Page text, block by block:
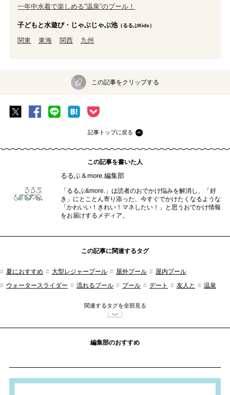
一年中水着で楽しめる“温泉”のプール！
子どもと水遊び・じゃぶじゃぶ池（るるぶKids）
関東 東海 関西 九州
この記事をクリップする
記事トップに戻る
この記事を書いた人
るるぶ＆more.編集部
「るるぶ&more.」は読者のおでかけ悩みを解消し、「好
き」にとことん寄り添った、今すぐでかけたくなるような
「かわいい！きれい！マネしたい！」と思うおでかけ情報
をお届けするメディア。
この記事に関連するタグ
夏におすすめ 大型レジャープール 屋外プール
屋内プール
ウォータースライダー
流れるプール プール デート 友人と
温泉
関連するタグを全部見る
編集部のおすすめ